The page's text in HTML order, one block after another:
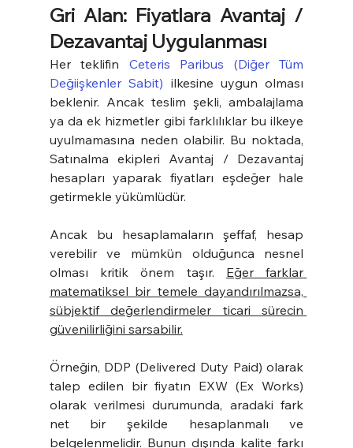
Gri Alan: Fiyatlara Avantaj /
Dezavantaj Uygulanması
Her teklifin Ceteris Paribus (Diğer Tüm
Değiişkenler Sabit) ilkesine uygun olması
beklenir. Ancak teslim şekli, ambalajlama
ya da ek hizmetler gibi farklılıklar bu ilkeye
uyulmamasına neden olabilir. Bu noktada,
Satınalma ekipleri Avantaj / Dezavantaj
hesapları yaparak fiyatları eşdeğer hale
getirmekle yükümlüdür.
Ancak bu hesaplamaların şeffaf, hesap
verebilir ve mümkün olduğunca nesnel
olması kritik önem taşır. Eğer farklar
matematiksel bir temele dayandırılmazsa,
sübjektif değerlendirmeler ticari sürecin
güvenilirliğini sarsabilir.
Örneğin, DDP (Delivered Duty Paid) olarak
talep edilen bir fiyatın EXW (Ex Works)
olarak verilmesi durumunda, aradaki fark
net bir şekilde hesaplanmalı ve
belgelenmelidir. Bunun dışında kalite farkı